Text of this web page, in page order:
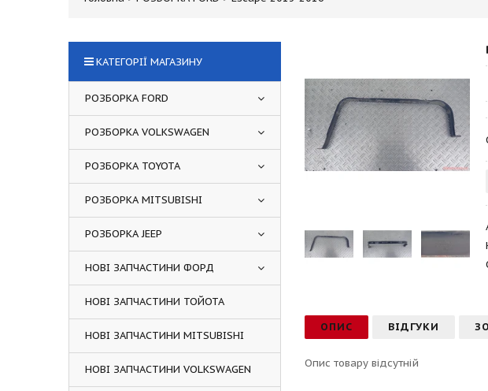
ОПИС ВІДГУКИ
Опис товару відсутній
КАТЕГОРІЇ МАГАЗИНУ
РОЗБОРКА FORD
РОЗБОРКА VOLKSWAGEN
РОЗБОРКА TOYOTA
РОЗБОРКА MITSUBISHI
РОЗБОРКА JEEP
НОВІ ЗАПЧАСТИНИ ФОРД
НОВІ ЗАПЧАСТИНИ ТОЙОТА
НОВІ ЗАПЧАСТИНИ MITSUBISHI
НОВІ ЗАПЧАСТИНИ VOLKSWAGEN